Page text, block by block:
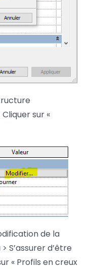
sur «
de la
S’assurer d’être
« Profils en creux